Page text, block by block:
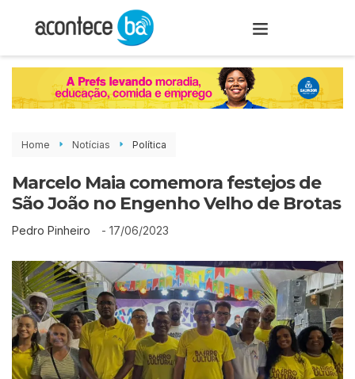
Home Notícias Política
Marcelo Maia comemora festejos de
São João no Engenho Velho de Brotas
Pedro Pinheiro - 17/06/2023